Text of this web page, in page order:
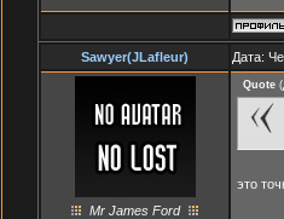
Sawyer(JLafleur) Дата:
Mr James Ford
Quote (
это